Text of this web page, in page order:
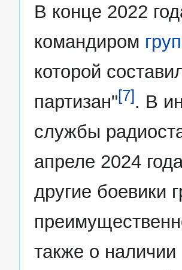
В конце 2022
командиром
которой
партизан"[7]. В
службы
апреле 2024
другие боевики
также о